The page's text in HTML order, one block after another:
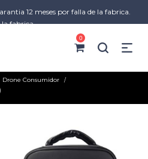
12 meses por falla de la fabrica.
la fabrica
0
Drone Consumidor /